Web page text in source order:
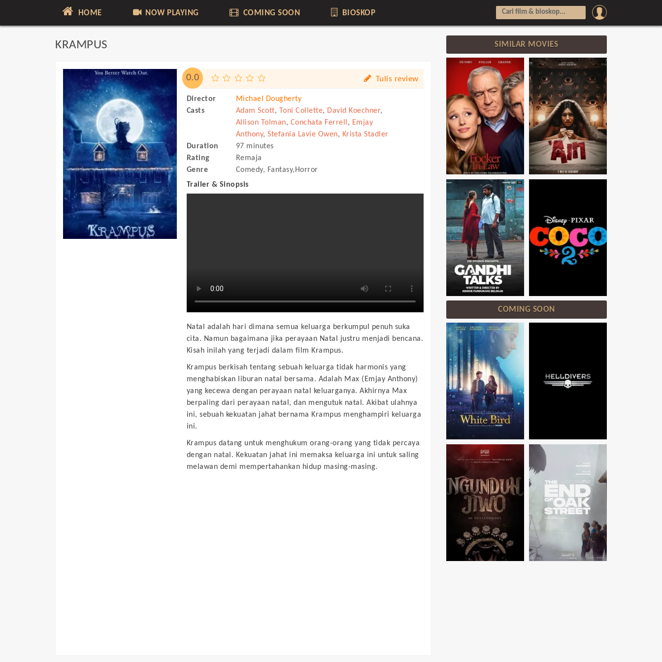
HOME NOW PLAYING COMING SOON BIOSKOP
KRAMPUS
0.0 Tulis review
Director
Michael Dougherty
Casts
Adam Scott, Toni Collette, David Koechner,
Allison Tolman, Conchata Ferrell , Emjay
Anthony, Stefania Lavie Owen, Krista Stadler
Duration
97 minutes
Rating
Remaja
Genre
Comedy, Fantasy,Horror
Trailer & Sinopsis
Natal adalah hari dimana semua keluarga berkumpul penuh suka
cita. Namun bagaimana jika perayaan Natal justru menjadi bencana.
Kisah inilah yang terjadi dalam film Krampus.
Krampus berkisah tentang sebuah keluarga tidak harmonis yang
menghabiskan liburan natal bersama. Adalah Max (Emjay Anthony)
yang kecewa dengan perayaan natal keluarganya. Akhirnya Max
berpaling dari perayaan natal, dan mengutuk natal. Akibat ulahnya
ini, sebuah kekuatan jahat bernama Krampus menghampiri keluarga
ini.
Krampus datang untuk menghukum orang-orang yang tidak percaya
dengan natal. Kekuatan jahat ini memaksa keluarga ini untuk saling
melawan demi mempertahankan hidup masing-masing.
SIMILAR MOVIES
COMING SOON